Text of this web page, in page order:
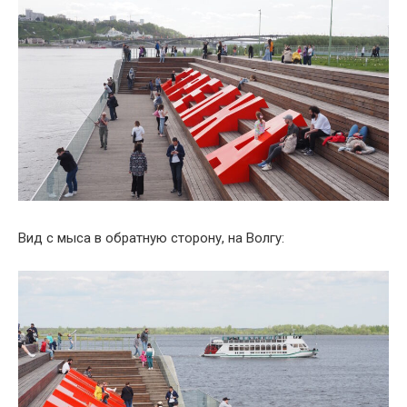
Вид с мыса в обратную сторону, на Волгу: